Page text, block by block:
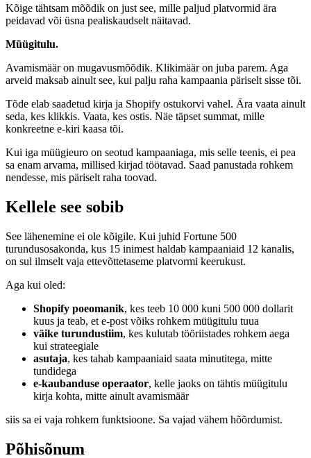
Kõige tähtsam mõõdik on just see, mille paljud platvormid ära
peidavad või üsna pealiskaudselt näitavad.
Müügitulu.
Avamismäär on mugavusmõõdik. Klikimäär on juba parem. Aga
arveid maksab ainult see, kui palju raha kampaania päriselt sisse tõi.
Tõde elab saadetud kirja ja Shopify ostukorvi vahel. Ära vaata ainult
seda, kes klikkis. Vaata, kes ostis. Näe täpset summat, mille
konkreetne e-kiri kaasa tõi.
Kui iga müügieuro on seotud kampaaniaga, mis selle teenis, ei pea
sa enam arvama, millised kirjad töötavad. Saad panustada rohkem
nendesse, mis päriselt raha toovad.
Kellele see sobib
See lähenemine ei ole kõigile. Kui juhid Fortune 500
turundusosakonda, kus 15 inimest haldab kampaaniaid 12 kanalis,
on sul ilmselt vaja ettevõttetaseme platvormi keerukust.
Aga kui oled:
Shopify poeomanik, kes teeb 10 000 kuni 500 000 dollarit
kuus ja teab, et e-post võiks rohkem müügitulu tuua
väike turundustiim, kes kulutab tööriistades rohkem aega
kui strateegiale
asutaja, kes tahab kampaaniaid saata minutitega, mitte
tundidega
e-kaubanduse operaator, kelle jaoks on tähtis müügitulu
kirja kohta, mitte ainult avamismäär
siis sa ei vaja rohkem funktsioone. Sa vajad vähem hõõrdumist.
Põhisõnum